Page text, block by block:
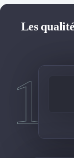
Les
1